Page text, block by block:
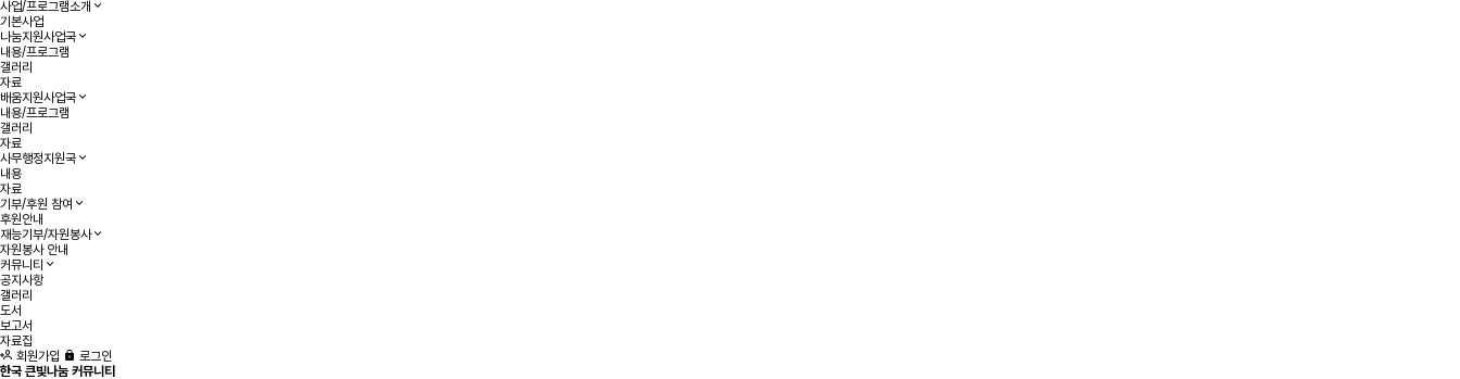
사업/프로그램소개
기본사업
나눔지원사업국
내용/프로그램
갤러리
자료
배움지원사업국
내용/프로그램
갤러리
자료
사무행정지원국
내용
자료
기부/후원 참여
후원안내
재능기부/자원봉사
자원봉사 안내
커뮤니티
공지사항
갤러리
도서
보고서
자료집
회원가입
로그인
한국 큰빛나눔 커뮤니티